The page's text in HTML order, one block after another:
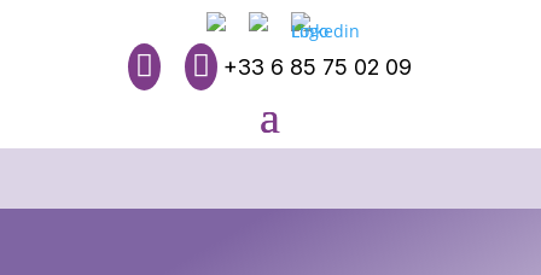
  +33 6 85 75 02 09